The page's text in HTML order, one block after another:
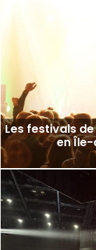
Les festivals
en